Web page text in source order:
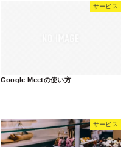
サービス
Google Meetの使い方
サービス